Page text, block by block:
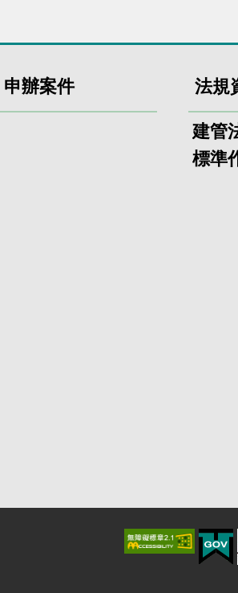
申辦案件 法規
建管
標準